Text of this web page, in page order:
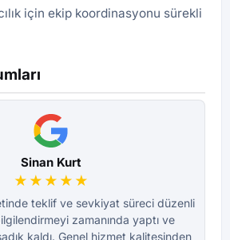
için ekip koordinasyonu sürekli
Sinan Kurt
★★★★★
teklif ve sevkiyat süreci düzenli
zamanında yaptı ve
kaldı. Genel hizmet kalitesinden